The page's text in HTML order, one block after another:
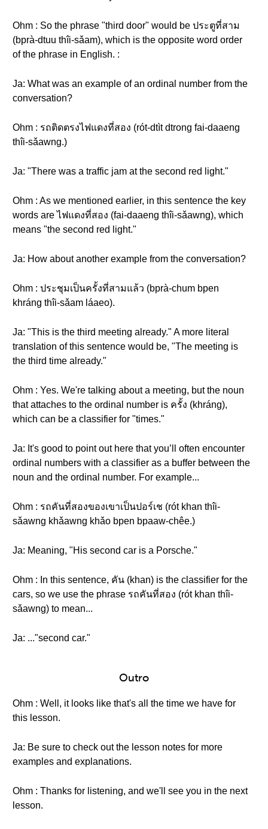
Ohm : So the phrase "third door" would be ประตูที่สาม
(bprà-dtuu thîi-sǎam), which is the opposite word order
of the phrase in English. :
Ja: What was an example of an ordinal number from the
conversation?
Ohm : รถติดตรงไฟแดงที่สอง (rót-dtìt dtrong fai-daaeng
thîi-sǎawng.)
Ja: "There was a traffic jam at the second red light."
Ohm : As we mentioned earlier, in this sentence the key
words are ไฟแดงที่สอง (fai-daaeng thîi-sǎawng), which
means "the second red light."
Ja: How about another example from the conversation?
Ohm : ประชุมเป็นครั้งที่สามแล้ว (bprà-chum bpen
khráng thîi-sǎam láaeo).
Ja: "This is the third meeting already." A more literal
translation of this sentence would be, "The meeting is
the third time already."
Ohm : Yes. We're talking about a meeting, but the noun
that attaches to the ordinal number is ครั้ง (khráng),
which can be a classifier for "times."
Ja: It's good to point out here that you’ll often encounter
ordinal numbers with a classifier as a buffer between the
noun and the ordinal number. For example...
Ohm : รถคันที่สองของเขาเป็นปอร์เช (rót khan thîi-
sǎawng khǎawng khǎo bpen bpaaw-chêe.)
Ja: Meaning, "His second car is a Porsche."
Ohm : In this sentence, คัน (khan) is the classifier for the
cars, so we use the phrase รถคันที่สอง (rót khan thîi-
sǎawng) to mean...
Ja: ..."second car."
Outro
Ohm : Well, it looks like that's all the time we have for
this lesson.
Ja: Be sure to check out the lesson notes for more
examples and explanations.
Ohm : Thanks for listening, and we'll see you in the next
lesson.